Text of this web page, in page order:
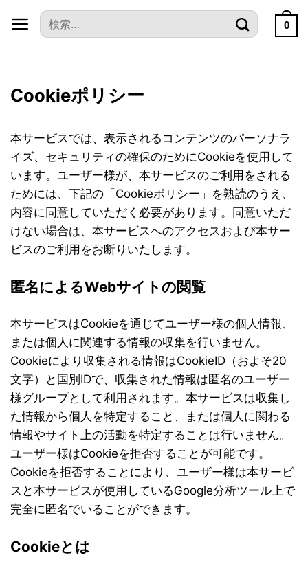
検
索
0
Cookieポリシー
本サービスでは、表示されるコンテンツのパーソナラ
イズ、セキュリティの確保のためにCookieを使用して
います。ユーザー様が、本サービスのご利用をされる
ためには、下記の「Cookieポリシー」を熟読のうえ、
内容に同意していただく必要があります。同意いただ
けない場合は、本サービスへのアクセスおよび本サー
ビスのご利用をお断りいたします。
匿名によるWebサイトの閲覧
本サービスはCookieを通じてユーザー様の個人情報、
または個人に関連する情報の収集を行いません。
Cookieにより収集される情報はCookieID（およそ20
文字）と国別IDで、収集された情報は匿名のユーザー
様グループとして利用されます。本サービスは収集し
た情報から個人を特定すること、または個人に関わる
情報やサイト上の活動を特定することは行いません。
ユーザー様はCookieを拒否することが可能です。
Cookieを拒否することにより、ユーザー様は本サービ
スと本サービスが使用しているGoogle分析ツール上で
完全に匿名でいることができます。
Cookieとは